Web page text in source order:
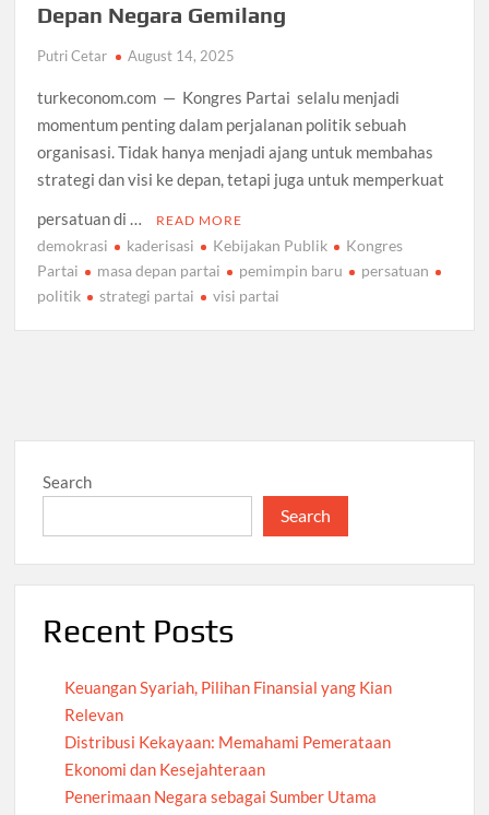
Depan Negara Gemilang
Putri Cetar August 14, 2025
turkeconom.com — Kongres Partai selalu menjadi
momentum penting dalam perjalanan politik sebuah
organisasi. Tidak hanya menjadi ajang untuk membahas
strategi dan visi ke depan, tetapi juga untuk memperkuat
persatuan di …
READ MORE
demokrasi kaderisasi Kebijakan Publik
Kongres
Partai
masa depan partai pemimpin baru
persatuan
politik
strategi partai visi partai
Search
Search
Recent Posts
Keuangan Syariah, Pilihan Finansial yang Kian
Relevan
Distribusi Kekayaan: Memahami Pemerataan
Ekonomi dan Kesejahteraan
Penerimaan Negara sebagai Sumber Utama